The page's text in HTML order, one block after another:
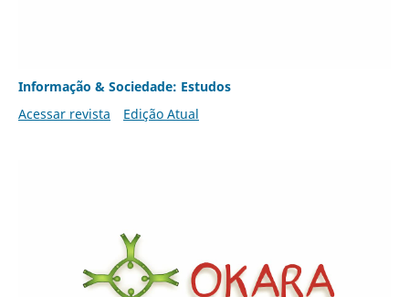
Informação & Sociedade: Estudos
Acessar revista
Edição Atual